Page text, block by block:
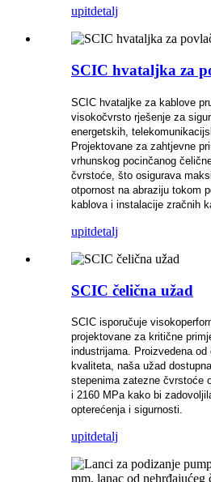
upitdetalj
SCIC hvataljka za
SCIC hvataljke za kablove
visokočvrsto rješenje za
energetskih,
Projektovane za zahtjevne
vrhunskog pocinčanog
čvrstoće, što osigurava
otpornost na abraziju tokom
kablova i instalacije zračnih
upitdetalj
SCIC čelična užad
SCIC isporučuje
projektovane za kritične
industrijama. Proizvedena
kvaliteta, naša užad
stepenima zatezne čvrstoće
i 2160 MPa kako bi
opterećenja i sigurnosti.
upitdetalj